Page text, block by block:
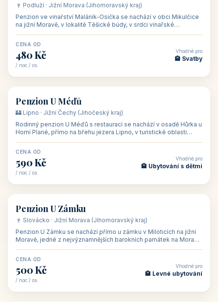
🍷 Podluží · Jižní Morava (Jihomoravský kraj)
Penzion ve vinařství Maláník-Osička se nachází v obci Mikulčice
na jižní Moravě, v lokalitě Těšické búdy, v srdci vinařské
CENA OD
480 Kč
/ noc / os.
Vhodné pro
🏨 Svatby
🏡 penzion
Penzion U Méďů
🏰 Lipno · Jižní Čechy (Jihočeský kraj)
Rodinný penzion U Méďů s restaurací se nachází v osadě Hůrka u
Horní Plané, přímo na břehu jezera Lipno, v turistické oblasti
CENA OD
590 Kč
/ noc / os.
Vhodné pro
🏨 Ubytování s dětmi
🏡 penzion
Penzion U Zámku
🍷 Slovácko · Jižní Morava (Jihomoravský kraj)
Penzion U Zámku se nachází přímo u zámku v Miloticích na jižní
Moravě, jedné z nejvýznamnějších barokních památek na Moravě,
CENA OD
500 Kč
/ noc / os.
Vhodné pro
🏨 Levné ubytování